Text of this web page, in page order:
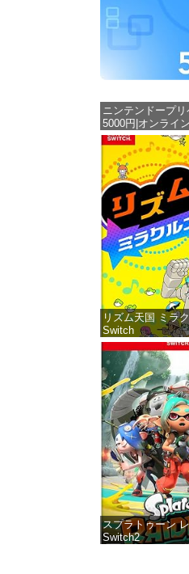
ニンテンドープ
5000円|オンライ
リズム天国 ミラ
Switch
スプラトゥーン
Switch2